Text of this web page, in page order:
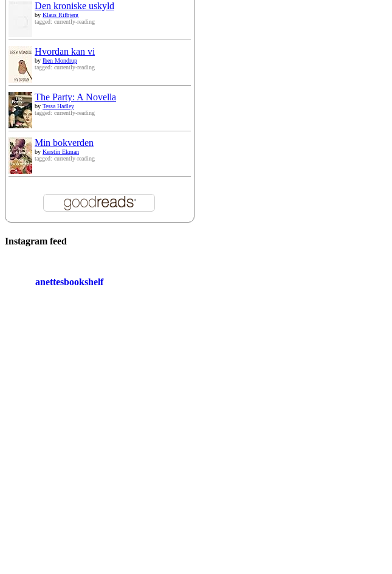
Den kroniske uskyld
by Klaus Rifbjerg
tagged: currently-reading
Hvordan kan vi
by Iben Mondrup
tagged: currently-reading
The Party: A Novella
by Tessa Hadley
tagged: currently-reading
Min bokverden
by Kerstin Ekman
tagged: currently-reading
Instagram feed
anettesbookshelf